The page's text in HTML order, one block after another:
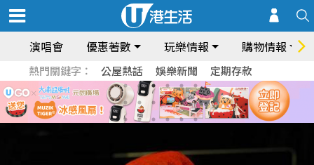
演唱會 優惠著數 玩樂情報 購物情報
熱門關鍵字： 公屋熱話 娛樂新聞 定期存款